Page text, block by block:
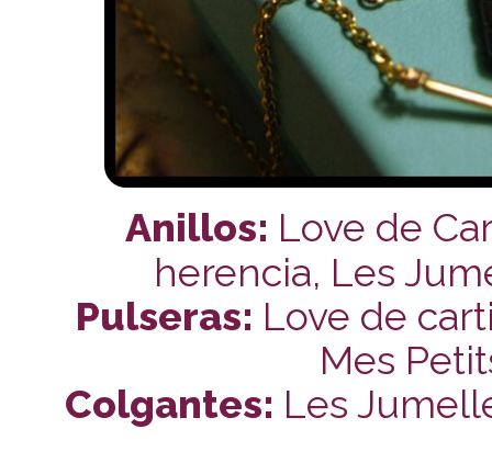
Anillos: Love de
herencia, Les
Pulseras: Love de
Mes
Colgantes: Les